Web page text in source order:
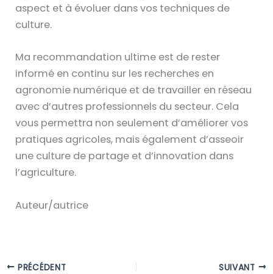
aspect et à évoluer dans vos techniques de
culture.
Ma recommandation ultime est de rester
informé en continu sur les recherches en
agronomie numérique et de travailler en réseau
avec d’autres professionnels du secteur. Cela
vous permettra non seulement d’améliorer vos
pratiques agricoles, mais également d’asseoir
une culture de partage et d’innovation dans
l’agriculture.
Auteur/autrice
PRÉCÉDENT SUIVANT